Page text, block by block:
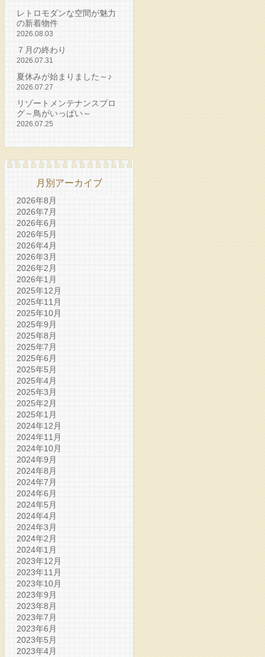
レトロモダンな空間が魅力
の新着物件
2026.08.03
７月の終わり
2026.07.31
夏休みが始まりました～♪
2026.07.27
リゾートメンテナンスブロ
グ～鳥がいっぱい～
2026.07.25
月別アーカイブ
2026年8月
2026年7月
2026年6月
2026年5月
2026年4月
2026年3月
2026年2月
2026年1月
2025年12月
2025年11月
2025年10月
2025年9月
2025年8月
2025年7月
2025年6月
2025年5月
2025年4月
2025年3月
2025年2月
2025年1月
2024年12月
2024年11月
2024年10月
2024年9月
2024年8月
2024年7月
2024年6月
2024年5月
2024年4月
2024年3月
2024年2月
2024年1月
2023年12月
2023年11月
2023年10月
2023年9月
2023年8月
2023年7月
2023年6月
2023年5月
2023年4月